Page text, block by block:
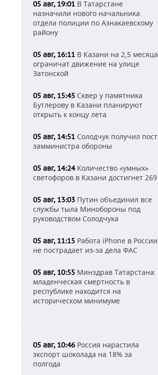
05 авг, 19:01 В Татарстане
назначили нового начальника
отдела полиции по Азнакаевскому
району
05 авг, 16:11 В Казани на 2,5 месяца
ограничат движение на улице
Затонской
05 авг, 15:45 Сквер у памятника
Бутлерову в Казани планируют
открыть к концу лета
05 авг, 14:51 Солодчук получил пост
замминистра обороны
05 авг, 14:24Количество «умных»
светофоров в Казани достигнет 269
05 авг, 13:03 Путин объединил все
службы тыла Минобороны под
руководством Солодчука
05 авг, 11:15 Работа iPhone в России
не пострадает из-за дела ФАС
05 авг, 10:55 Минздрав Татарстана:
младенческая смертность в
республике находится на
историческом минимуме
05 авг, 10:46 Россия нарастила
экспорт шоколада на 18% за
полгода